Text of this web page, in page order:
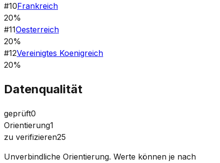
#10Frankreich
20%
#11Oesterreich
20%
#12Vereinigtes Koenigreich
20%
Datenqualität
geprüft0
Orientierung1
zu verifizieren25
Unverbindliche Orientierung. Werte können je nach